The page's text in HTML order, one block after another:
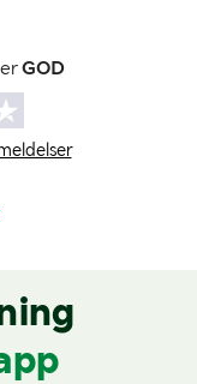
GOD